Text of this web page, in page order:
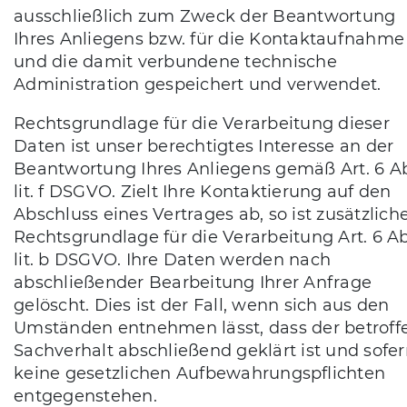
ausschließlich zum Zweck der Beantwortung
Ihres Anliegens bzw. für die Kontaktaufnahme
und die damit verbundene technische
Administration gespeichert und verwendet.
Rechtsgrundlage für die Verarbeitung dieser
Daten ist unser berechtigtes Interesse an der
Beantwortung Ihres Anliegens gemäß Art. 6
lit. f DSGVO. Zielt Ihre Kontaktierung auf den
Abschluss eines Vertrages ab, so ist
Rechtsgrundlage für die Verarbeitung Art. 6
lit. b DSGVO. Ihre Daten werden nach
abschließender Bearbeitung Ihrer Anfrage
gelöscht. Dies ist der Fall, wenn sich aus den
Umständen entnehmen lässt, dass der
Sachverhalt abschließend geklärt ist und
keine gesetzlichen Aufbewahrungspflichten
entgegenstehen.